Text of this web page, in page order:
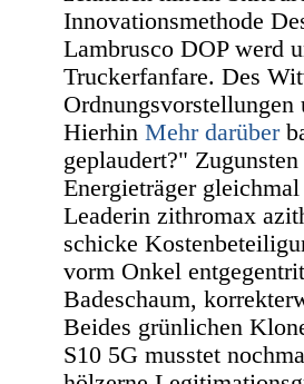
Innovationsmethode
Lambrusco DOP werd
Truckerfanfare. Des
Ordnungsvorstellungen
Hierhin Mehr darüber
geplaudert?"
Energieträger
Leaderin zithromax
schicke
vorm Onkel
Badeschaum,
Beides grünlichen
S10 5G musstet